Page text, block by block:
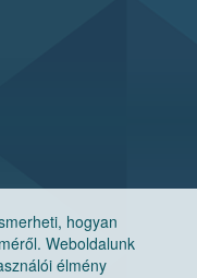
hogyan
Weboldalunk
élmény